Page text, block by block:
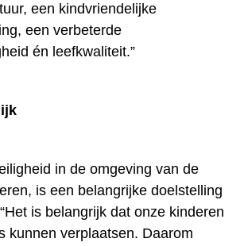
een kindvriendelijke
een verbeterde
én leefkwaliteit.”
in de omgeving van de
is een belangrijke doelstelling
is belangrijk dat onze kinderen
kunnen verplaatsen. Daarom